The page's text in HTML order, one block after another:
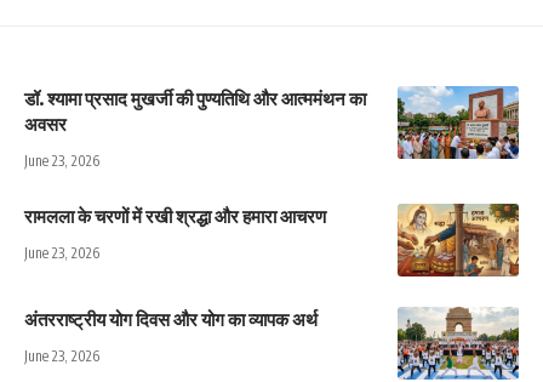
डॉ. श्यामा प्रसाद मुखर्जी की पुण्यतिथि और आत्ममंथन का
अवसर
June 23, 2026
रामलला के चरणों में रखी श्रद्धा और हमारा आचरण
June 23, 2026
अंतरराष्ट्रीय योग दिवस और योग का व्यापक अर्थ
June 23, 2026